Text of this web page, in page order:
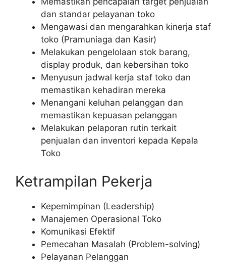
dan standar pelayanan toko
Mengawasi dan mengarahkan kinerja staf
toko (Pramuniaga dan Kasir)
Melakukan pengelolaan stok barang,
display produk, dan kebersihan toko
Menyusun jadwal kerja staf toko dan
memastikan kehadiran mereka
Menangani keluhan pelanggan dan
memastikan kepuasan pelanggan
Melakukan pelaporan rutin terkait
penjualan dan inventori kepada Kepala
Toko
Ketrampilan Pekerja
Kepemimpinan (Leadership)
Manajemen Operasional Toko
Komunikasi Efektif
Pemecahan Masalah (Problem-solving)
Pelayanan Pelanggan